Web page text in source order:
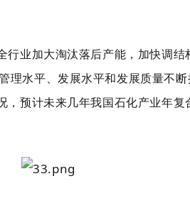
业加大淘汰落后产能，加快调
水平、发展水平和发展质量不
预计未来几年我国石化产业年